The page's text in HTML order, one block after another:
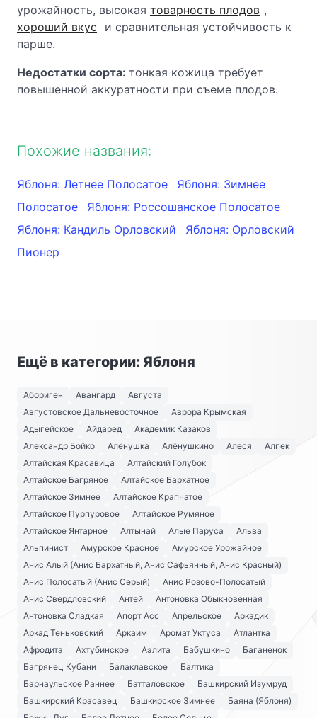
урожайность, высокая товарность плодов ,
хороший вкус
и сравнительная устойчивость к
парше.
Недостатки сорта: тонкая кожица требует
повышенной аккуратности при съеме плодов.
Похожие названия:
Яблоня: Летнее Полосатое
Яблоня: Зимнее
Полосатое
Яблоня: Россошанское Полосатое
Яблоня: Кандиль Орловский
Яблоня: Орловский
Пионер
Ещё в категории: Яблоня
Абориген Авангард
Августа
Августовское Дальневосточное
Аврора Крымская
Адыгейское
Айдаред
Академик Казаков
Александр Бойко
Алёнушка Алёнушкино Алеся
Алпек
Алтайская Красавица
Алтайский Голубок
Алтайское Багряное
Алтайское Бархатное
Алтайское Зимнее
Алтайское Крапчатое
Алтайское Пурпуровое
Алтайское Румяное
Алтайское Янтарное
Алтынай Алые Паруса
Альва
Альпинист
Амурское Красное
Амурское Урожайное
Анис Алый (Анис Бархатный, Анис Сафьянный, Анис Красный)
Анис Полосатый (Анис Серый)
Анис Розово-Полосатый
Анис Свердловский
Антей
Антоновка Обыкновенная
Антоновка Сладкая
Апорт Асс Апрельское
Аркадик
Аркад Теньковский
Аркаим Аромат Уктуса
Атлантка
Афродита
Ахтубинское Аэлита Бабушкино
Баганенок
Багрянец Кубани
Балаклавское
Балтика
Барнаульское Раннее
Батталовское
Башкирский Изумруд
Башкирский Красавец
Башкирское Зимнее
Баяна (Яблоня)